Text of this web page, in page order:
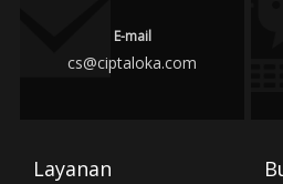
E-mail
cs@ciptaloka.com
Layanan